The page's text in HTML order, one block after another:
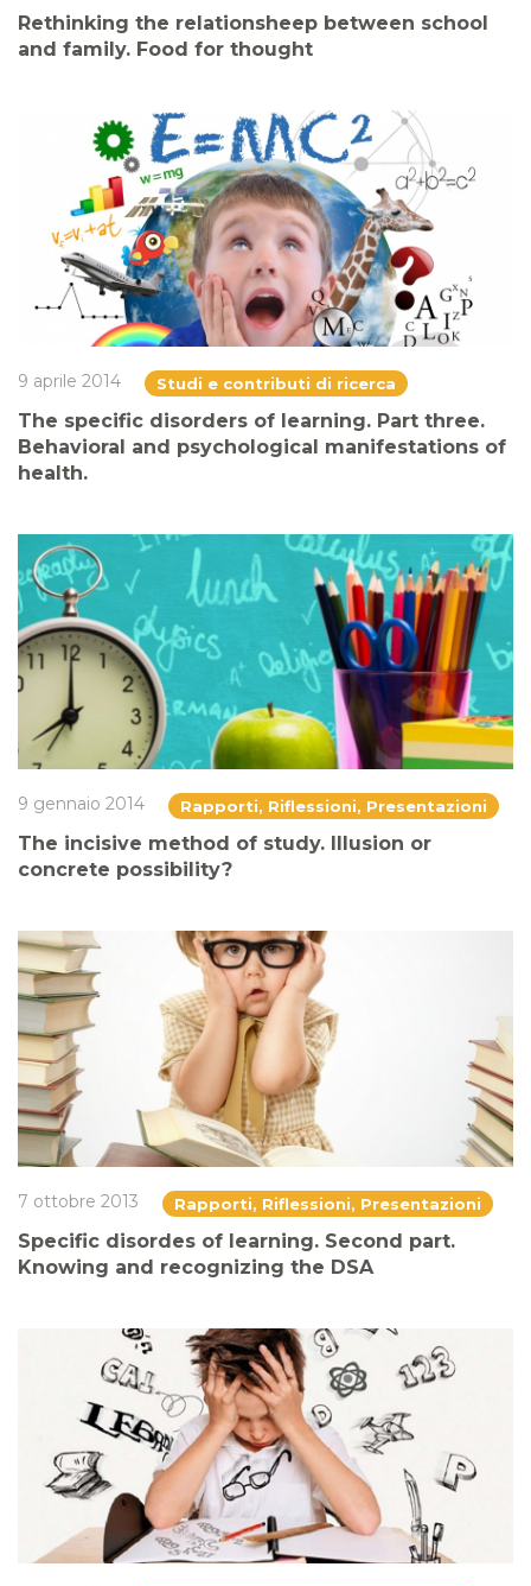
Rethinking the relationsheep between school
and family. Food for thought
9 aprile 2014 Studi e contributi di ricerca
The specific disorders of learning. Part three.
Behavioral and psychological manifestations of
health.
9 gennaio 2014 Rapporti, Riflessioni, Presentazioni
The incisive method of study. Illusion or
concrete possibility?
7 ottobre 2013 Rapporti, Riflessioni, Presentazioni
Specific disordes of learning. Second part.
Knowing and recognizing the DSA